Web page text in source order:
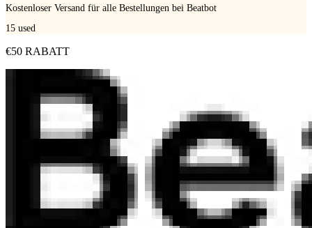
Kostenloser Versand für alle Bestellungen bei Beatbot
15 used
€50 RABATT